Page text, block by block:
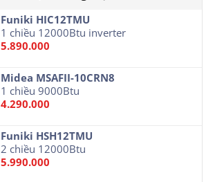
Funiki HIC12TMU
1 chiều 12000Btu inverter
5.890.000
Midea MSAFII-10CRN8
1 chiều 9000Btu
4.290.000
Funiki HSH12TMU
2 chiều 12000Btu
5.990.000